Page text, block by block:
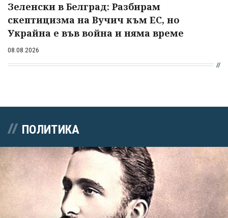
Зеленски в Белград: Разбирам
скептицизма на Вучич към ЕС, но
Украйна е във война и няма време
08.08.2026
ПОЛИТИКА